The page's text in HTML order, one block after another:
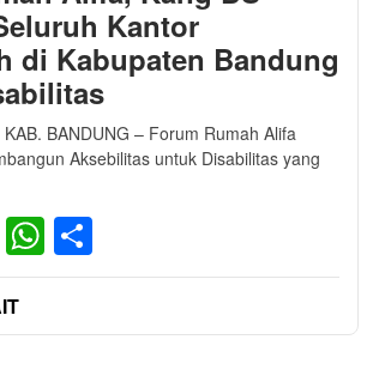
Kantor
di Kabupaten Bandung
BANDUNG – Forum Rumah Alifa
Aksebilitas untuk Disabilitas yang
Telegram
WhatsApp